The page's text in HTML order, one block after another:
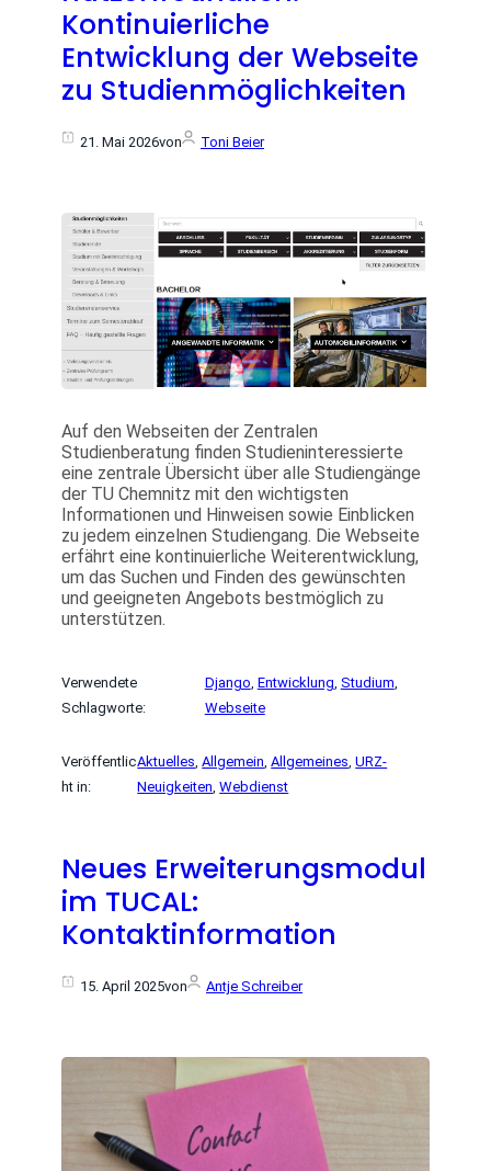
Kontinuierliche
Entwicklung der Webseite
zu Studienmöglichkeiten
21. Mai 2026von Toni Beier
Auf den Webseiten der Zentralen
Studienberatung finden Studieninteressierte
eine zentrale Übersicht über alle Studiengänge
der TU Chemnitz mit den wichtigsten
Informationen und Hinweisen sowie Einblicken
zu jedem einzelnen Studiengang. Die Webseite
erfährt eine kontinuierliche Weiterentwicklung,
um das Suchen und Finden des gewünschten
und geeigneten Angebots bestmöglich zu
unterstützen.
Verwendete
Schlagworte:
Django Entwicklung Studium
Webseite
Veröffentlic
ht in:
Aktuelles , Allgemein , Allgemeines , URZ-
Neuigkeiten , Webdienst
Neues Erweiterungsmodul
im TUCAL:
Kontaktinformation
15. April 2025von Antje Schreiber